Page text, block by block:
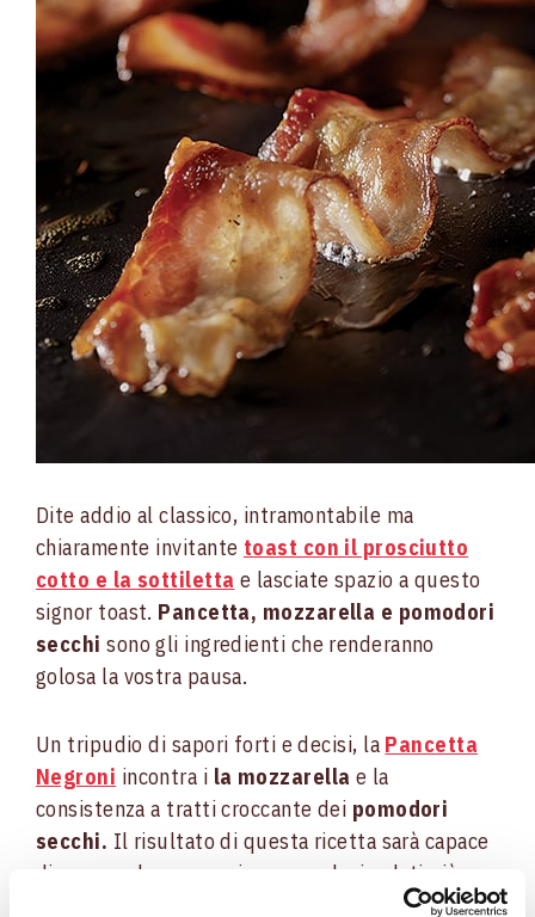
Dite addio al classico, intramontabile ma
chiaramente invitante toast con il prosciutto
cotto e la sottiletta e lasciate spazio a questo
signor toast. Pancetta, mozzarella e pomodori
secchi sono gli ingredienti che renderanno
golosa la vostra pausa.
Un tripudio di sapori forti e decisi, la Pancetta
Negroni incontra i la mozzarella e la
consistenza a tratti croccante dei pomodori
secchi. Il risultato di questa ricetta sarà capace
di sorprendere e convincere anche i palati più